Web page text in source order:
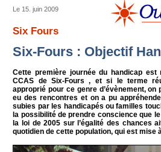
Le 15. juin 2009
Six Fours
Six-Fours : Objectif
Cette première journée du handicap est
CCAS de Six-Fours , et si le terme
approprié pour ce genre d’évènement, on
eu des rencontres et on a pu
subies par les handicapés ou familles
la possibilité de prendre conscience que
la loi de 2005 sur l’égalité des chances
quotidien de cette population, qui est mise